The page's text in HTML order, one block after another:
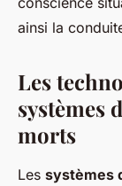
ainsi la
Les
systèmes
morts
Les systèmes